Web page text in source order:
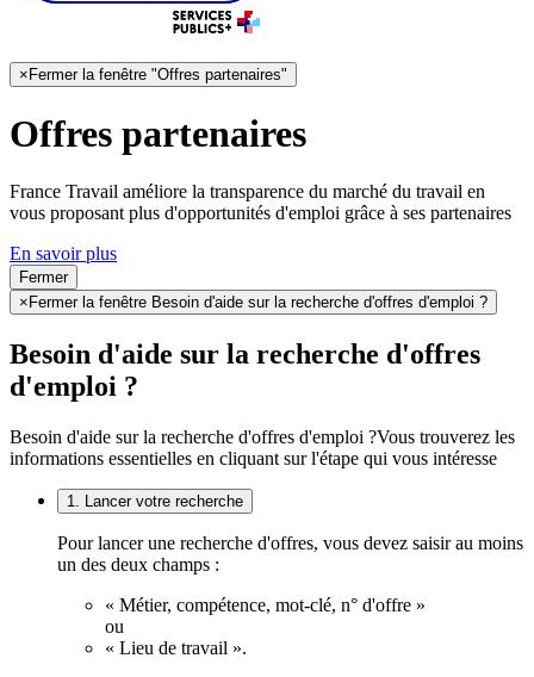
×Fermer la fenêtre "Offres partenaires"
Offres partenaires
France Travail améliore la transparence du marché du travail en
vous proposant plus d'opportunités d'emploi grâce à ses partenaires
En savoir plus
Fermer
× Fermer la fenêtre Besoin d'aide sur la recherche d'offres d'emploi ?
Besoin d'aide sur la recherche d'offres
d'emploi ?
Besoin d'aide sur la recherche d'offres d'emploi ?Vous trouverez les
informations essentielles en cliquant sur l'étape qui vous intéresse
1. Lancer votre recherche
Pour lancer une recherche d'offres, vous devez saisir au moins
un des deux champs :
« Métier, compétence, mot-clé, n° d'offre »
ou
« Lieu de travail ».